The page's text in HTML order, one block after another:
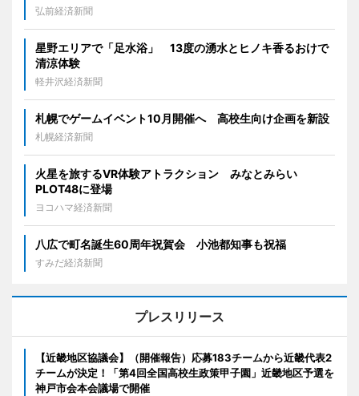
弘前経済新聞
星野エリアで「足水浴」 13度の湧水とヒノキ香るおけで
清涼体験
軽井沢経済新聞
札幌でゲームイベント10月開催へ 高校生向け企画を新設
札幌経済新聞
火星を旅するVR体験アトラクション みなとみらい
PLOT48に登場
ヨコハマ経済新聞
八広で町名誕生60周年祝賀会 小池都知事も祝福
すみだ経済新聞
プレスリリース
【近畿地区協議会】（開催報告）応募183チームから近畿代表2
チームが決定！「第4回全国高校生政策甲子園」近畿地区予選を
神戸市会本会議場で開催